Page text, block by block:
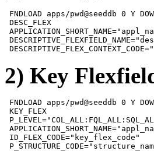
FNDLOAD apps/pwd@seeddb 0
DESC_FLEX
2) Key
FNDLOAD apps/pwd@seeddb 0
KEY_FLEX
ID_FLEX_CODE="key_flex_code"